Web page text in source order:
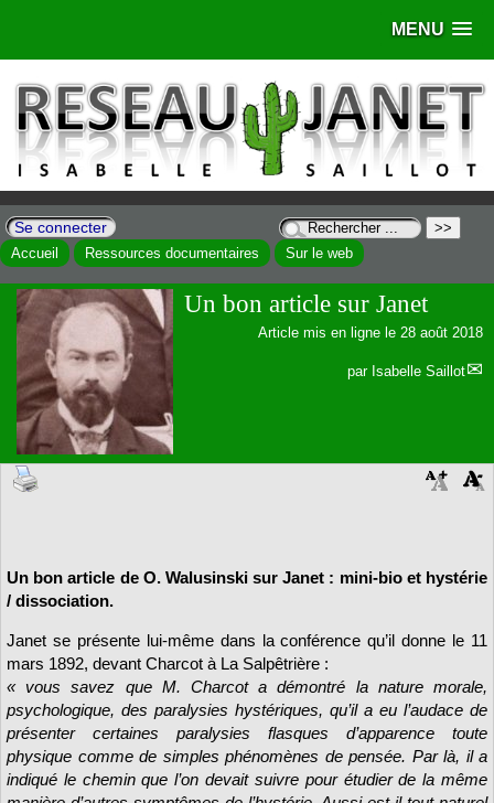
MENU
Se connecter
Accueil Ressources documentaires Sur le web
Un bon article sur Janet
Article mis en ligne le 28 août 2018
par Isabelle Saillot
Un bon article de O. Walusinski sur Janet : mini-bio et hystérie
/ dissociation.
Janet se présente lui-même dans la conférence qu’il donne le 11
mars 1892, devant Charcot à La Salpêtrière :
« vous savez que M. Charcot a démontré la nature morale,
psychologique, des paralysies hystériques, qu’il a eu l’audace de
présenter certaines paralysies flasques d’apparence toute
physique comme de simples phénomènes de pensée. Par là, il a
indiqué le chemin que l’on devait suivre pour étudier de la même